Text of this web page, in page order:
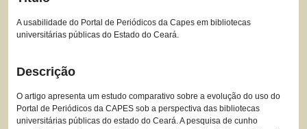
A usabilidade do Portal de Periódicos da Capes em bibliotecas
universitárias públicas do Estado do Ceará.
Descrição
O artigo apresenta um estudo comparativo sobre a evolução do uso do
Portal de Periódicos da CAPES sob a perspectiva das bibliotecas
universitárias públicas do estado do Ceará. A pesquisa de cunho